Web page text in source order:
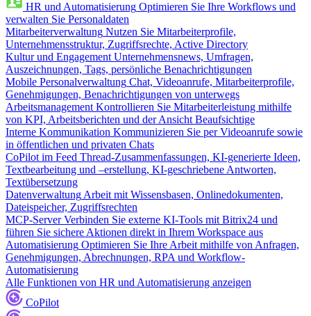
HR und Automatisierung Optimieren Sie Ihre Workflows und
verwalten Sie Personaldaten
Mitarbeiterverwaltung Nutzen Sie Mitarbeiterprofile,
Unternehmensstruktur, Zugriffsrechte, Active Directory
Kultur und Engagement Unternehmensnews, Umfragen,
Auszeichnungen, Tags, persönliche Benachrichtigungen
Mobile Personalverwaltung Chat, Videoanrufe, Mitarbeiterprofile,
Genehmigungen, Benachrichtigungen von unterwegs
Arbeitsmanagement Kontrollieren Sie Mitarbeiterleistung mithilfe
von KPI, Arbeitsberichten und der Ansicht Beaufsichtige
Interne Kommunikation Kommunizieren Sie per Videoanrufe sowie
in öffentlichen und privaten Chats
CoPilot im Feed Thread-Zusammenfassungen, KI-generierte Ideen,
Textbearbeitung und –erstellung, KI-geschriebene Antworten,
Textübersetzung
Datenverwaltung Arbeit mit Wissensbasen, Onlinedokumenten,
Dateispeicher, Zugriffsrechten
MCP-Server Verbinden Sie externe KI-Tools mit Bitrix24 und
führen Sie sichere Aktionen direkt in Ihrem Workspace aus
Automatisierung Optimieren Sie Ihre Arbeit mithilfe von Anfragen,
Genehmigungen, Abrechnungen, RPA und Workflow-
Automatisierung
Alle Funktionen von HR und Automatisierung anzeigen
CoPilot